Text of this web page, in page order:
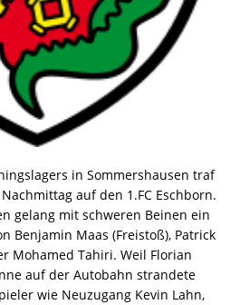
in Sommershausen traf
auf den 1.FC Eschborn.
gelang mit schweren Beinen ein
Benjamin Maas (Freistoß), Patrick
Mohamed Tahiri. Weil Florian
auf der Autobahn strandete
wie Neuzugang Kevin Lahn,